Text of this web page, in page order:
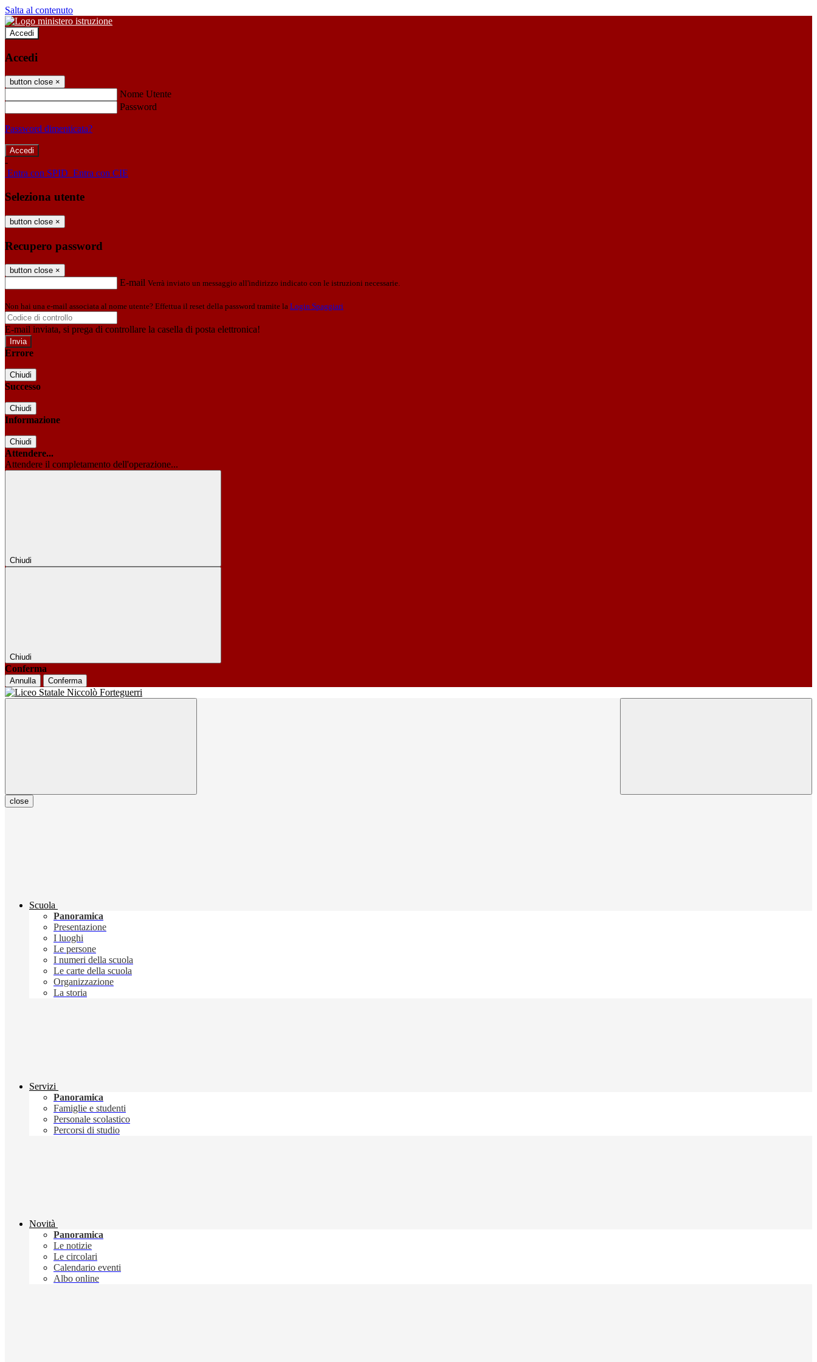
Salta al contenuto
Accedi
Accedi
button close ×
Nome Utente
Password
Password dimenticata?
-
Entra con SPID Entra con CIE
Seleziona utente
button close ×
Recupero password
button close ×
E-mail Verrà inviato un messaggio all'indirizzo indicato con le istruzioni necessarie.
Non hai una e-mail associata al nome utente? Effettua il reset della password tramite la Login Spaggiari
E-mail inviata, si prega di controllare la casella di posta elettronica!
Errore
Chiudi
Successo
Chiudi
Informazione
Chiudi
Attendere...
Attendere il completamento dell'operazione...
Chiudi
Chiudi
Conferma
Annulla Conferma
close
Scuola
Panoramica
Presentazione
I luoghi
Le persone
I numeri della scuola
Le carte della scuola
Organizzazione
La storia
Servizi
Panoramica
Famiglie e studenti
Personale scolastico
Percorsi di studio
Novità
Panoramica
Le notizie
Le circolari
Calendario eventi
Albo online